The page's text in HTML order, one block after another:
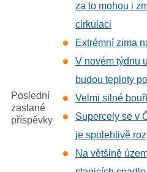
Poslední
zaslané
příspěvky
za to mohou i
cirkulaci
Extrémní zima
V novém týdnu
budou teploty
Velmi silné
Supercely se v
je spolehlivě
Na většině